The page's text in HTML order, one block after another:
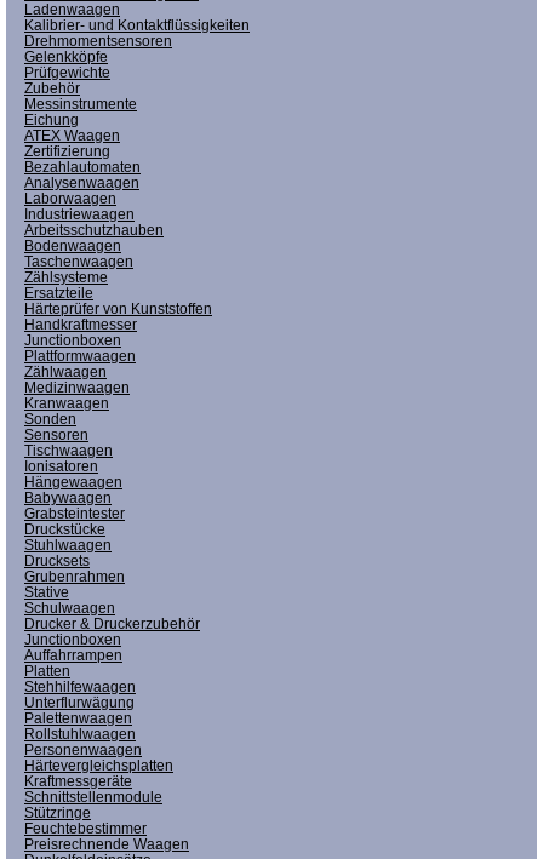
Ladenwaagen
Kalibrier- und Kontaktflüssigkeiten
Drehmomentsensoren
Gelenkköpfe
Prüfgewichte
Zubehör
Messinstrumente
Eichung
ATEX Waagen
Zertifizierung
Bezahlautomaten
Analysenwaagen
Laborwaagen
Industriewaagen
Arbeitsschutzhauben
Bodenwaagen
Taschenwaagen
Zählsysteme
Ersatzteile
Härteprüfer von Kunststoffen
Handkraftmesser
Junctionboxen
Plattformwaagen
Zählwaagen
Medizinwaagen
Kranwaagen
Sonden
Sensoren
Tischwaagen
Ionisatoren
Hängewaagen
Babywaagen
Grabsteintester
Druckstücke
Stuhlwaagen
Drucksets
Grubenrahmen
Stative
Schulwaagen
Drucker & Druckerzubehör
Junctionboxen
Auffahrrampen
Platten
Stehhilfewaagen
Unterflurwägung
Palettenwaagen
Rollstuhlwaagen
Personenwaagen
Härtevergleichsplatten
Kraftmessgeräte
Schnittstellenmodule
Stützringe
Feuchtebestimmer
Preisrechnende Waagen